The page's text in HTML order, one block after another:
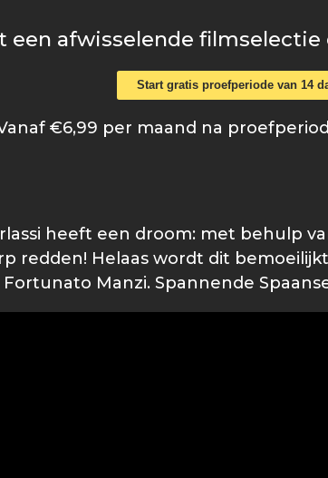
afwisselende filmselectie
Start gratis proefperiode van 14
€6,99 per maand na
heeft een droom: met behulp
redden! Helaas wordt dit
Manzi. Spannende